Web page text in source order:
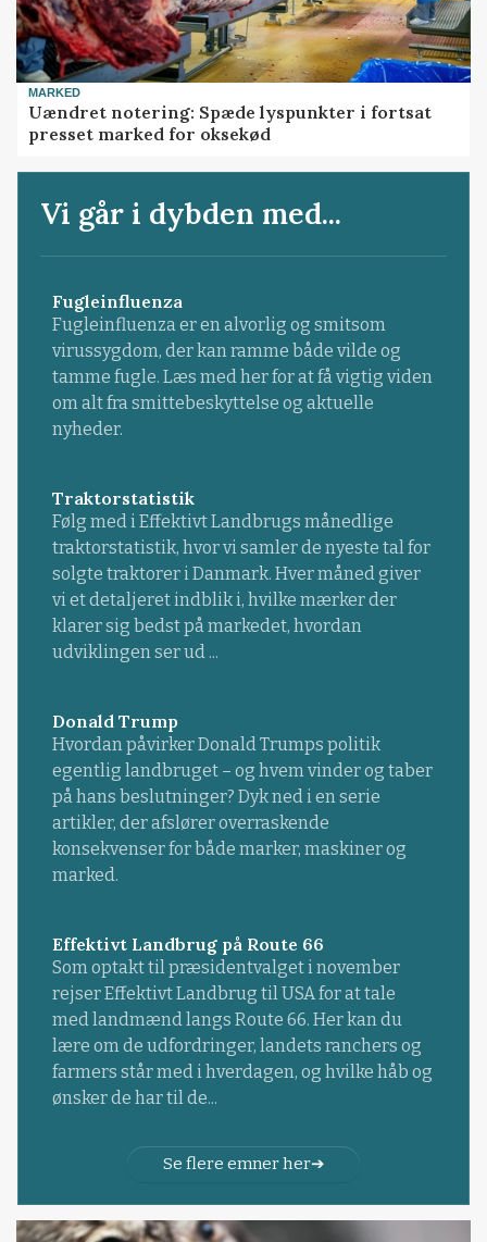
MARKED
Uændret notering: Spæde lyspunkter i fortsat
presset marked for oksekød
Vi går i dybden med...
Fugleinfluenza
Fugleinfluenza er en alvorlig og smitsom
virussygdom, der kan ramme både vilde og
tamme fugle. Læs med her for at få vigtig viden
om alt fra smittebeskyttelse og aktuelle
nyheder.
Traktorstatistik
Følg med i Effektivt Landbrugs månedlige
traktorstatistik, hvor vi samler de nyeste tal for
solgte traktorer i Danmark. Hver måned giver
vi et detaljeret indblik i, hvilke mærker der
klarer sig bedst på markedet, hvordan
udviklingen ser ud ...
Donald Trump
Hvordan påvirker Donald Trumps politik
egentlig landbruget – og hvem vinder og taber
på hans beslutninger? Dyk ned i en serie
artikler, der afslører overraskende
konsekvenser for både marker, maskiner og
marked.
Effektivt Landbrug på Route 66
Som optakt til præsidentvalget i november
rejser Effektivt Landbrug til USA for at tale
med landmænd langs Route 66. Her kan du
lære om de udfordringer, landets ranchers og
farmers står med i hverdagen, og hvilke håb og
ønsker de har til de...
Se flere emner her